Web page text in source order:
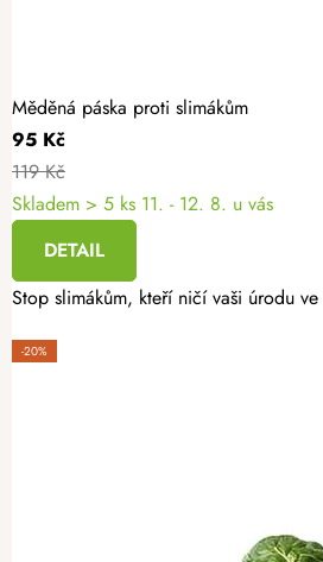
Měděná páska proti slimákům
95 Kč
119 Kč
Skladem > 5 ks 11. - 12. 8. u vás
DETAIL
Stop slimákům, kteří ničí vaši úrodu
-20%